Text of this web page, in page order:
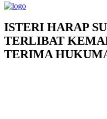
ISTERI HARAP
TERLIBAT
TERIMA